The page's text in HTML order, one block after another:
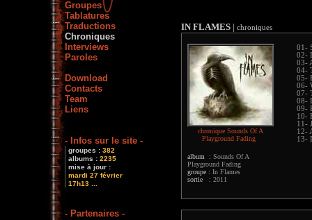
Groupes
Tablatures
Traductions
Chroniques
Interviews
Paroles
Download
Contacts
Team
Liens
- Infos sur le site -
groupes : 382
albums : 2235
mise à jour :
mardi 27 février
17h13 ...
- Partenaires -
IN FLAMES | chroniques
chronique Sounds Of A
Playground Fading
album : Sounds Of A
Playground Fading
groupe : In Flames
sortie : 2011
01-
02-
03-
04-
05-
06-
07-
08-
09-
10-
11-
12-
13-